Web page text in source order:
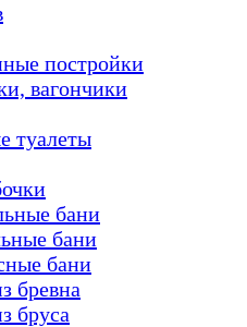
постройки
вагончики
туалеты
бани
бани
бани
бревна
бруса